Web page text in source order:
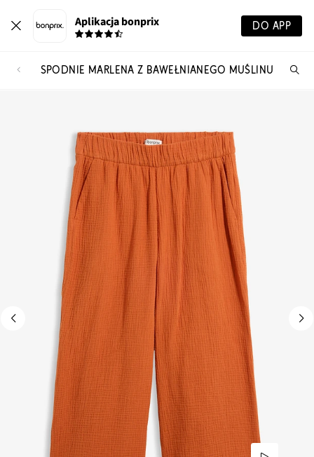
Aplikacja bonprix DO APP
SPODNIE MARLENA Z BAWEŁNIANEGO MUŚLINU